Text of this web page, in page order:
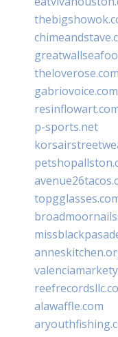
theloverose.com
gabriovoice.com
p-sports.net
alawaffle.com